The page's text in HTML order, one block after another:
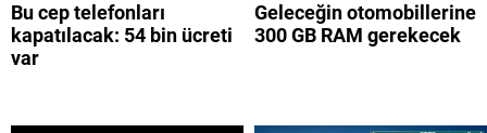
Bu cep telefonları
kapatılacak: 54 bin ücreti
var
Geleceğin otomobillerine
300 GB RAM gerekecek